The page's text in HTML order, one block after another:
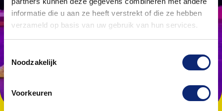
informatie die u aan ze heeft verstrekt of die ze hebben
verzameld op basis van uw gebruik van hun services.
Noodzakelijk
Voorkeuren